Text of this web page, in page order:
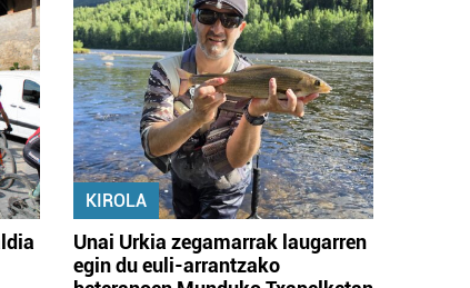
KIROLA
Unai Urkia zegamarrak laugarren
egin du euli-arrantzako